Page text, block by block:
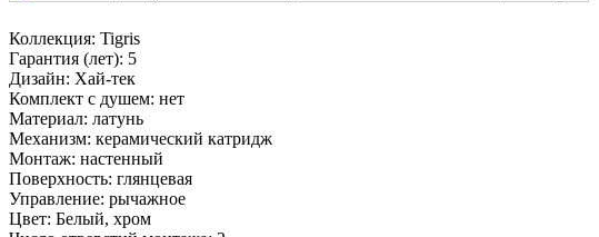
Коллекция: Tigris
Гарантия (лет): 5
Дизайн: Хай-тек
Комплект с душем: нет
Материал: латунь
Механизм: керамический катридж
Монтаж: настенный
Поверхность: глянцевая
Управление: рычажное
Цвет: Белый, хром